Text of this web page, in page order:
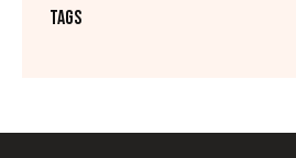
TAGS